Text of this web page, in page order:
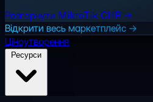
Розгорнути MikroTik CHR →
Відкрити весь маркетплейс →
Ціноутворення